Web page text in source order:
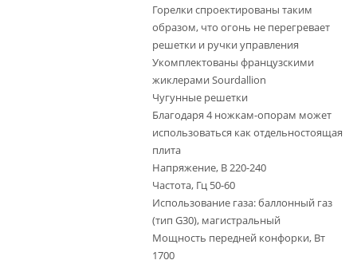
Горелки спроектированы таким
образом, что огонь не перегревает
решетки и ручки управления
Укомплектованы французскими
жиклерами Sourdallion
Чугунные решетки
Благодаря 4 ножкам-опорам может
использоваться как отдельностоящая
плита
Напряжение, В 220-240
Частота, Гц 50-60
Использование газа: баллонный газ
(тип G30), магистральный
Мощность передней конфорки, Вт
1700